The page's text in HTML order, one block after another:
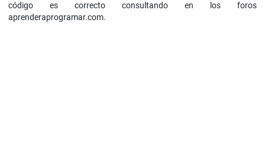
código es correcto consultando en los foros
aprenderaprogramar.com.